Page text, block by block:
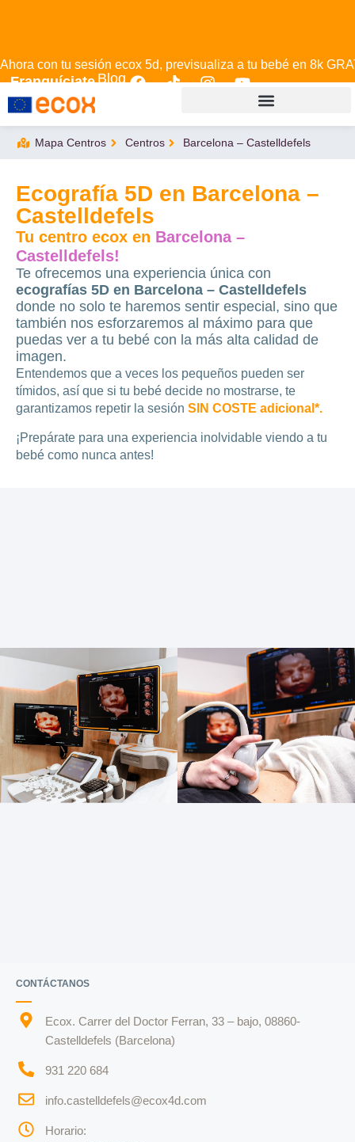
Ahora con tu sesión ecox 5d, previsualiza a tu bebé en 8k
FranquíciateBlog
Mapa Centros Centros Barcelona – Castelldefels
Ecografía 5D en Barcelona –
Castelldefels
Tu centro ecox en Barcelona –
Castelldefels!
Te ofrecemos una experiencia única con
ecografías 5D en Barcelona – Castelldefels
donde no solo te haremos sentir especial, sino que
también nos esforzaremos al máximo para que
puedas ver a tu bebé con la más alta calidad de
imagen.
Entendemos que a veces los pequeños pueden ser
tímidos, así que si tu bebé decide no mostrarse, te
garantizamos repetir la sesión SIN COSTE adicional*.
¡Prepárate para una experiencia inolvidable viendo a tu
bebé como nunca antes!
CONTÁCTANOS
Ecox. Carrer del Doctor Ferran, 33 – bajo, 08860-
Castelldefels (Barcelona)
931 220 684
info.castelldefels@ecox4d.com
Horario: